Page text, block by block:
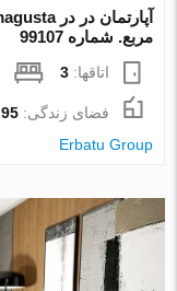
مربع. شماره 99107
اتاقها:3
فضای زندگی:95 m
Erbatu Group